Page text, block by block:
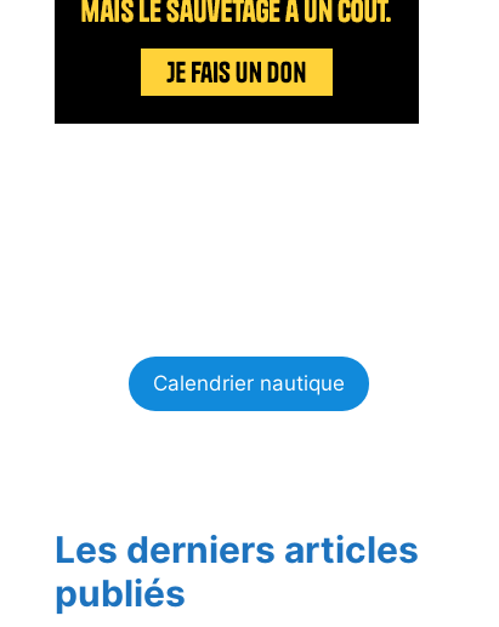
Calendrier nautique
Les derniers articles
publiés